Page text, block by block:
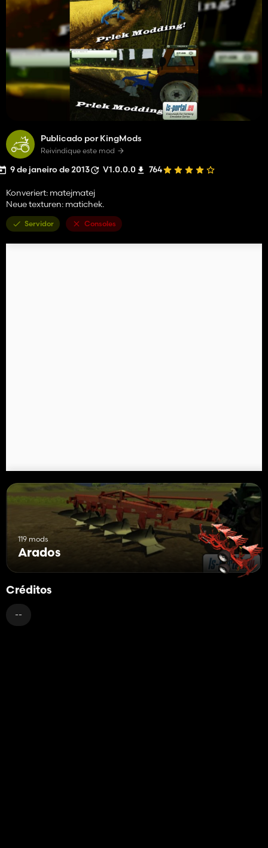
Publicado por KingMods
Reivindique este mod
9 de janeiro de 2013 V1.0.0.0 764
Konveriert: matejmatej
Neue texturen: matichek.
Servidor Consoles
119 mods
Arados
Créditos
--